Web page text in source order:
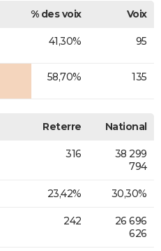
% des voix
Voix
41,30% 95
58,70% 135
Reterre National
316
38 299
794
23,42% 30,30%
242
26 696
626